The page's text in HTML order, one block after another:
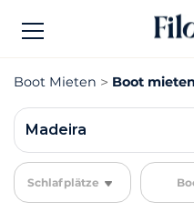
Boot Mieten Boot
Madeira
Schlafplätze